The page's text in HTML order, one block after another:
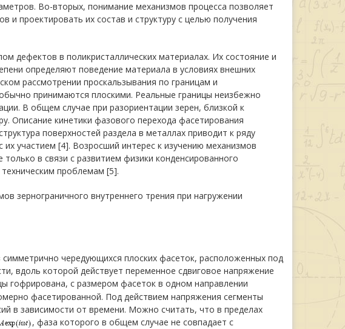
Во-вторых, понимание механизмов процесса позволяет
и проектировать их состав и структуру с целью получения
дефектов в поликристаллических материалах. Их состояние и
определяют поведение материала в условиях внешних
рассмотрении проскальзывания по границам и
принимаются плоскими. Реальные границы неизбежно
В общем случае при разориентации зерен, близкой к
Описание кинетики фазового перехода фасетирования
поверхностей раздела в металлах приводит к ряду
участием [4]. Возросший интерес к изучению механизмов
в связи с развитием физики конденсированного
проблемам [5].
зернограничного внутреннего трения при нагружении
чередующихся плоских фасеток, расположенных под
вдоль которой действует переменное сдвиговое напряжение
гофрирована, с размером фасеток в одном направлении
фасетированной. Под действием напряжения сегменты
в зависимости от времени. Можно считать, что в пределах
, фаза которого в общем случае не совпадает с